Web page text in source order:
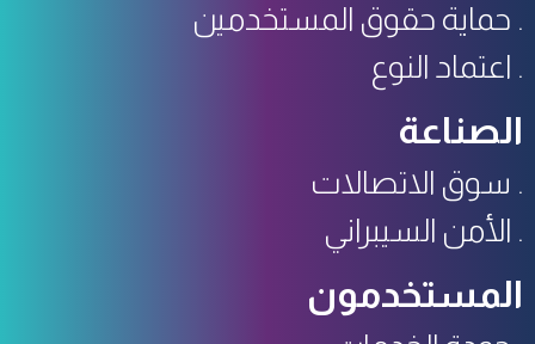
حماية حقوق المستخدمين
اعتماد النوع
الصناعة
سوق الاتصالات
الأمن السيبراني
المستخدمون